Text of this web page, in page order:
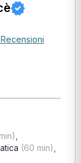
(60 min)